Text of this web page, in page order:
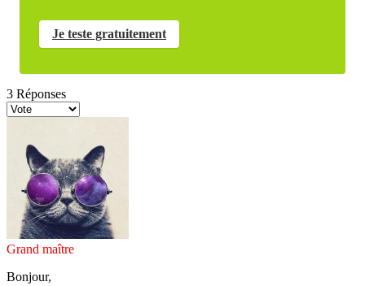
Je teste gratuitement
3 Réponses
Grand maître
Bonjour,